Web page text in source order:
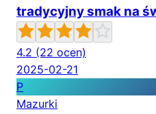
tradycyjny smak na
4.2 (22 ocen)
2025-02-21
P
Mazurki